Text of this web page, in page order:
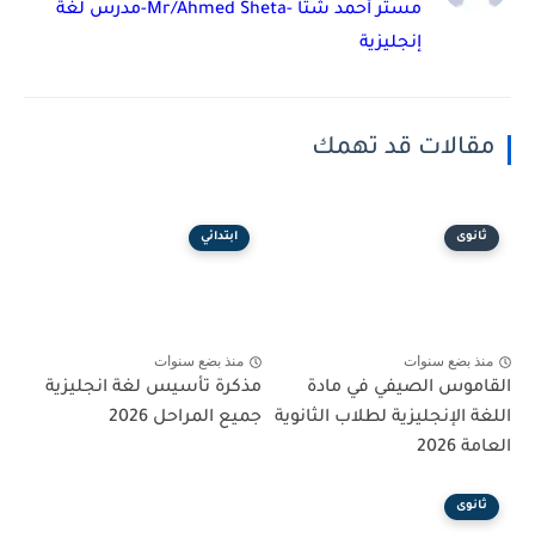
مستر أحمد شتا -Mr/Ahmed Sheta-مدرس لغة
إنجليزية
مقالات قد تهمك
ثانوى
منذ بضع سنوات
القاموس الصيفي في مادة
اللغة الإنجليزية لطلاب الثانوية
العامة 2026
ابتدائي
منذ بضع سنوات
مذكرة تأسيس لغة انجليزية
جميع المراحل 2026
ثانوى